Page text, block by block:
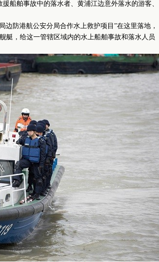
舶事故中的落水者、黄浦江边意外落水的游客、
防港航公安分局合作水上救护项目”在这里落地，
艇，给这一管辖区域内的水上船舶事故和落水人员